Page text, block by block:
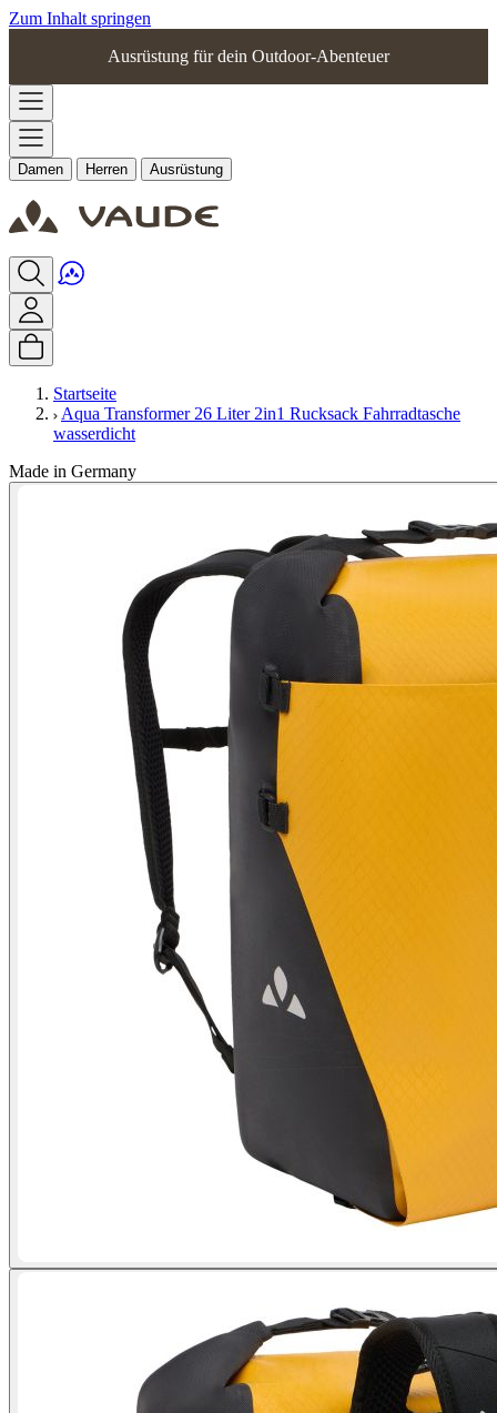
Zum Inhalt springen
Ausrüstung für dein Outdoor-Abenteuer
Damen Herren Ausrüstung
Startseite
Aqua Transformer 26 Liter 2in1 Rucksack Fahrradtasche
wasserdicht
Made in Germany